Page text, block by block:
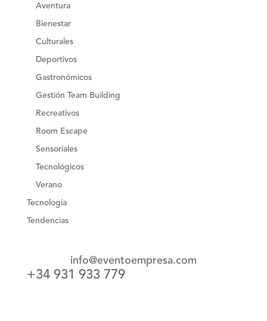
Aventura
Bienestar
Culturales
Deportivos
Gastronómicos
Gestión Team Building
Recreativos
Room Escape
Sensoriales
Tecnológicos
Verano
Tecnología
Tendencias
info@eventoempresa.com
+34 931 933 779